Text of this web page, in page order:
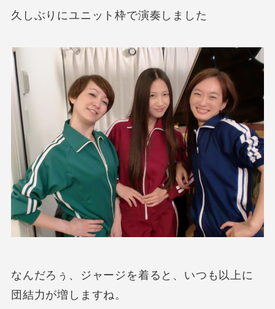
久しぶりにユニット枠で演奏しました
なんだろぅ、ジャージを着ると、いつも以上に
団結力が増しますね。